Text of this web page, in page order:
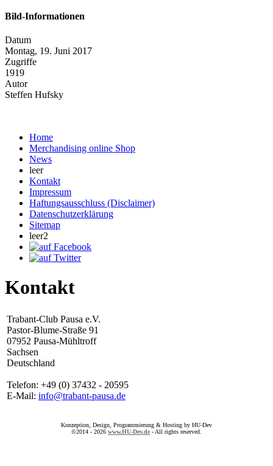
Bild-Informationen
Datum
Montag, 19. Juni 2017
Zugriffe
1919
Autor
Steffen Hufsky
Home
Merchandising online Shop
News
leer
Kontakt
Impressum
Haftungsausschluss (Disclaimer)
Datenschutzerklärung
Sitemap
leer2
Kontakt
Trabant-Club Pausa e.V.
Pastor-Blume-Straße 91
07952 Pausa-Mühltroff
Sachsen
Deutschland
Telefon: +49 (0) 37432 - 20595
E-Mail: info@trabant-pausa.de
Konzeption, Design, Programmierung & Hosting by HU-Dev
©2014 - 2026 www.HU-Dev.de - All rights reserved.